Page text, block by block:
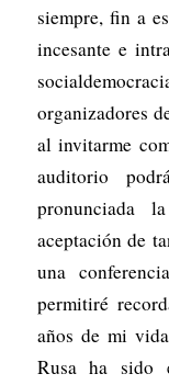
siempre, fin a
incesante e
organizadores
al invitarme
auditorio
pronunciada
aceptación de
una
permitiré
años de mi
Rusa ha sido